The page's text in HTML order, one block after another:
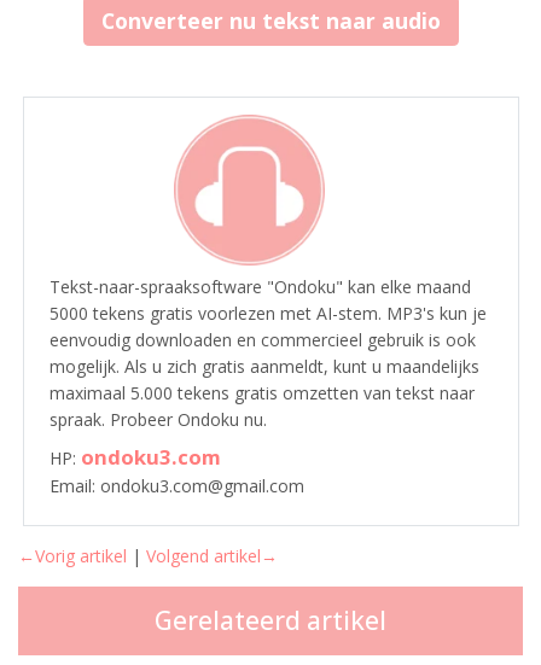
Converteer nu tekst naar audio
Tekst-naar-spraaksoftware "Ondoku" kan elke maand
5000 tekens gratis voorlezen met AI-stem. MP3's kun je
eenvoudig downloaden en commercieel gebruik is ook
mogelijk. Als u zich gratis aanmeldt, kunt u maandelijks
maximaal 5.000 tekens gratis omzetten van tekst naar
spraak. Probeer Ondoku nu.
HP: ondoku3.com
Email: ondoku3.com@gmail.com
←Vorig artikel | Volgend artikel→
Gerelateerd artikel